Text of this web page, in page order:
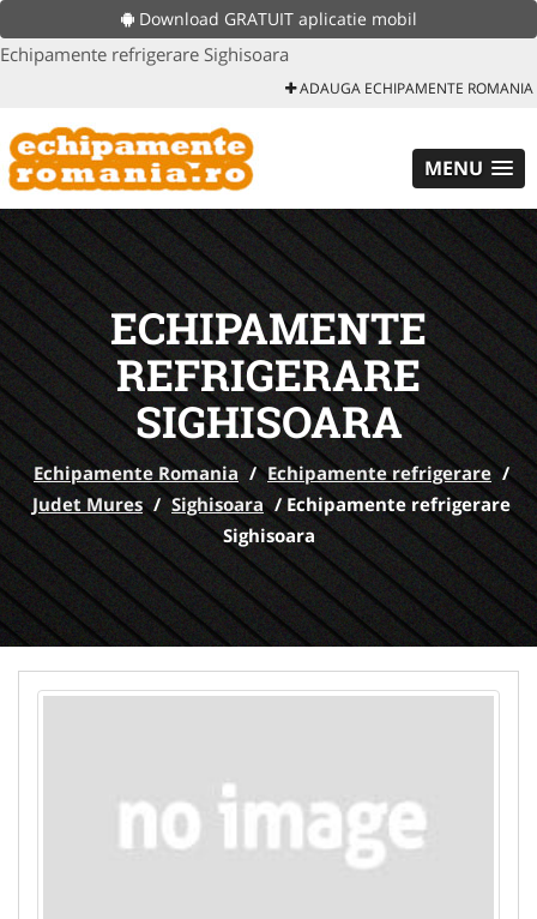
Download GRATUIT aplicatie mobil
Echipamente refrigerare Sighisoara
ADAUGA ECHIPAMENTE ROMANIA
MENU
ECHIPAMENTE
REFRIGERARE
SIGHISOARA
Echipamente Romania / Echipamente refrigerare /
Judet Mures / Sighisoara /Echipamente refrigerare
Sighisoara